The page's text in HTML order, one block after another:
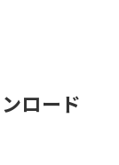
ロード